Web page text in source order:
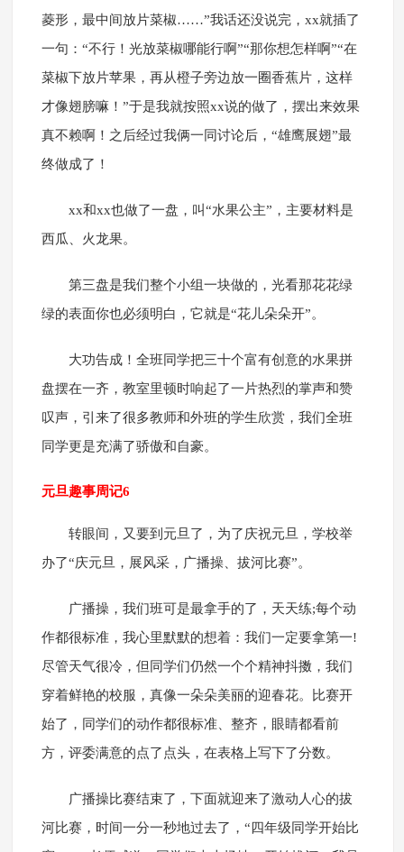
菱形，最中间放片菜椒……”我话还没说完，xx就插了
一句：“不行！光放菜椒哪能行啊”“那你想怎样啊”“在
菜椒下放片苹果，再从橙子旁边放一圈香蕉片，这样
才像翅膀嘛！”于是我就按照xx说的做了，摆出来效果
真不赖啊！之后经过我俩一同讨论后，“雄鹰展翅”最
终做成了！
xx和xx也做了一盘，叫“水果公主”，主要材料是
西瓜、火龙果。
第三盘是我们整个小组一块做的，光看那花花绿
绿的表面你也必须明白，它就是“花儿朵朵开”。
大功告成！全班同学把三十个富有创意的水果拼
盘摆在一齐，教室里顿时响起了一片热烈的掌声和赞
叹声，引来了很多教师和外班的学生欣赏，我们全班
同学更是充满了骄傲和自豪。
元旦趣事周记6
转眼间，又要到元旦了，为了庆祝元旦，学校举
办了“庆元旦，展风采，广播操、拔河比赛”。
广播操，我们班可是最拿手的了，天天练;每个动
作都很标准，我心里默默的想着：我们一定要拿第一!
尽管天气很冷，但同学们仍然一个个精神抖擞，我们
穿着鲜艳的校服，真像一朵朵美丽的迎春花。比赛开
始了，同学们的动作都很标准、整齐，眼睛都看前
方，评委满意的点了点头，在表格上写下了分数。
广播操比赛结束了，下面就迎来了激动人心的拔
河比赛，时间一分一秒地过去了，“四年级同学开始比